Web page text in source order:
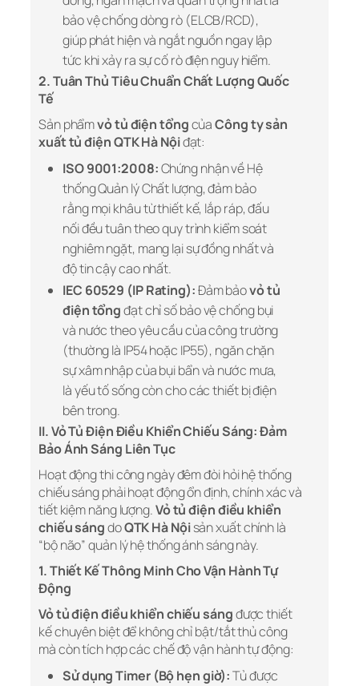
bảo vệ chống dòng rò (ELCB/RCD),
giúp phát hiện và ngắt nguồn ngay lập
tức khi xảy ra sự cố rò điện nguy hiểm.
2. Tuân Thủ Tiêu Chuẩn Chất Lượng Quốc
Tế
Sản phẩmvỏ tủ điện tổngcủaCông ty sản
xuất tủ điện QTK Hà Nộiđạt:
ISO 9001:2008:Chứng nhận về Hệ
thống Quản lý Chất lượng, đảm bảo
rằng mọi khâu từ thiết kế, lắp ráp, đấu
nối đều tuân theo quy trình kiểm soát
nghiêm ngặt, mang lại sự đồng nhất và
độ tin cậy cao nhất.
IEC 60529 (IP Rating):Đảm bảovỏ tủ
điện tổngđạt chỉ số bảo vệ chống bụi
và nước theo yêu cầu của công trường
(thường là IP54 hoặc IP55), ngăn chặn
sự xâm nhập của bụi bẩn và nước mưa,
là yếu tố sống còn cho các thiết bị điện
bên trong.
II. Vỏ Tủ Điện Điều Khiển Chiếu Sáng: Đảm
Bảo Ánh Sáng Liên Tục
Hoạt động thi công ngày đêm đòi hỏi hệ thống
chiếu sáng phải hoạt động ổn định, chính xác và
tiết kiệm năng lượng.Vỏ tủ điện điều khiển
chiếu sángdoQTK Hà Nộisản xuất chính là
“bộ não” quản lý hệ thống ánh sáng này.
1. Thiết Kế Thông Minh Cho Vận Hành Tự
Động
Vỏ tủ điện điều khiển chiếu sángđược thiết
kế chuyên biệt để không chỉ bật/tắt thủ công
mà còn tích hợp các chế độ vận hành tự động:
Sử dụng Timer (Bộ hẹn giờ):Tủ được